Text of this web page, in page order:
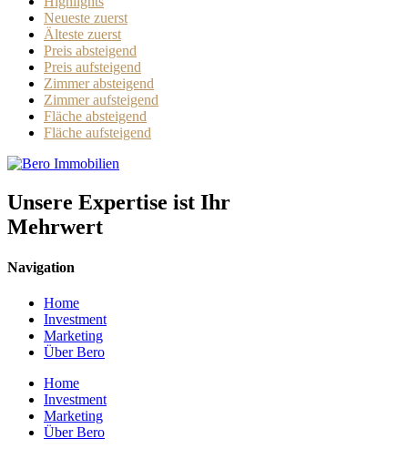
Neueste zuerst
Älteste zuerst
Preis absteigend
Preis aufsteigend
Zimmer absteigend
Zimmer aufsteigend
Fläche absteigend
Fläche aufsteigend
Unsere Expertise ist Ihr
Mehrwert
Navigation
Home
Investment
Marketing
Über Bero
Home
Investment
Marketing
Über Bero